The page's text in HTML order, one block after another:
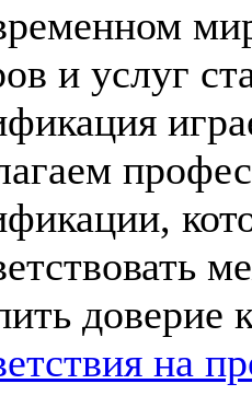
и услуг
доверие
на